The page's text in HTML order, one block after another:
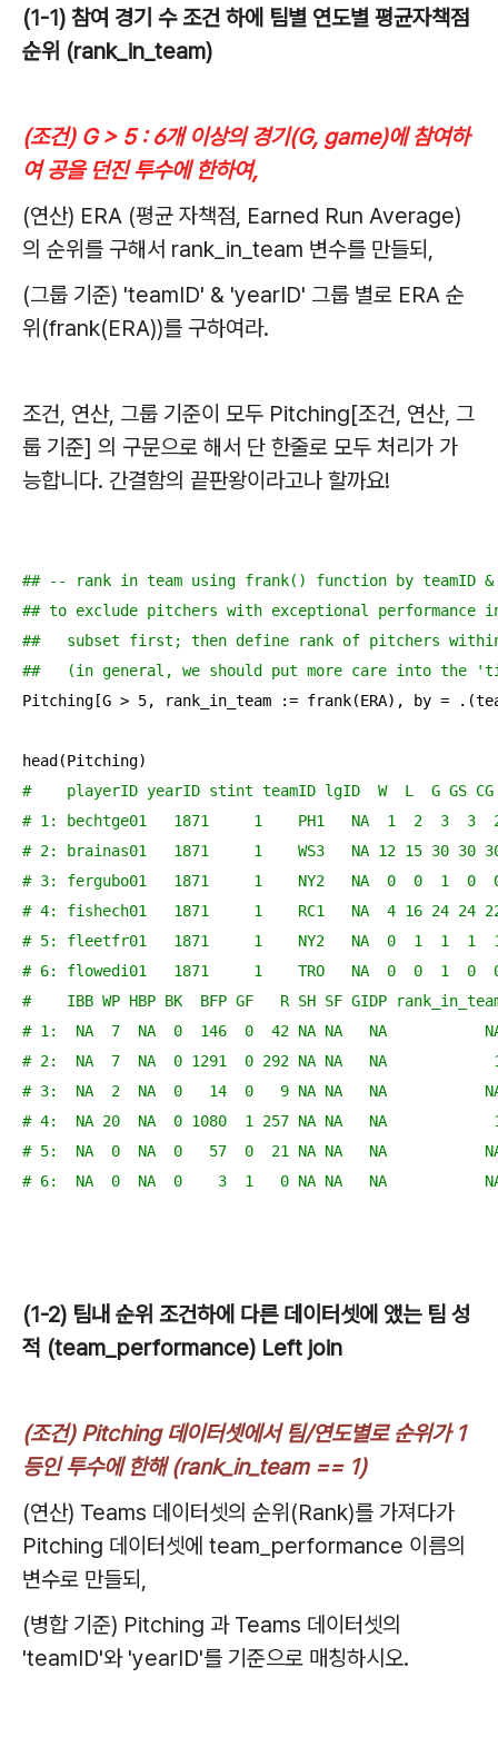
(1-1) 참여 경기 수 조건 하에 팀별 연도별 평균자책점
순위 (rank_in_team)
(조건) G > 5 : 6개 이상의 경기(G, game)에 참여하
여 공을 던진 투수에 한하여,
(연산) ERA (평균 자책점, Earned Run Average)
의 순위를 구해서 rank_in_team 변수를 만들되,
(그룹 기준) 'teamID' & 'yearID' 그룹 별로 ERA 순
위(frank(ERA))를 구하여라.
조건, 연산, 그룹 기준이 모두 Pitching[조건, 연산, 그
룹 기준] 의 구문으로 해서 단 한줄로 모두 처리가 가
능합니다. 간결함의 끝판왕이라고나 할까요!
## -- rank in team using frank() function by teamID &
## to exclude pitchers with exceptional performance
##   subset first; then define rank of pitchers
##   (in general, we should put more care into the
Pitching[G > 5, rank_in_team := frank(ERA), by =
#    playerID yearID stint teamID lgID  W  L  G GS CG
# 1: bechtge01   1871     1    PH1   NA  1  2  3
# 2: brainas01   1871     1    WS3   NA 12 15 30 30
# 3: fergubo01   1871     1    NY2   NA  0  0  1
# 4: fishech01   1871     1    RC1   NA  4 16 24 24
# 5: fleetfr01   1871     1    NY2   NA  0  1  1  1
# 6: flowedi01   1871     1    TRO   NA  0  0  1
#    IBB WP HBP BK  BFP GF   R SH SF GIDP
# 1:  NA  7  NA  0  146  0  42 NA NA   NA
# 2:  NA  7  NA  0 1291  0 292 NA NA   NA
# 3:  NA  2  NA  0   14  0   9 NA NA   NA
# 4:  NA 20  NA  0 1080  1 257 NA NA   NA
# 5:  NA  0  NA  0   57  0  21 NA NA   NA
# 6:  NA  0  NA  0    3  1   0 NA NA   NA
(1-2) 팀내 순위 조건하에 다른 데이터셋에 앴는 팀 성
적 (team_performance) Left join
(조건) Pitching 데이터셋에서 팀/연도별로 순위가 1
등인 투수에 한해 (rank_in_team == 1)
(연산) Teams 데이터셋의 순위(Rank)를 가져다가
Pitching 데이터셋에 team_performance 이름의
변수로 만들되,
(병합 기준) Pitching 과 Teams 데이터셋의
'teamID'와 'yearID'를 기준으로 매칭하시오.